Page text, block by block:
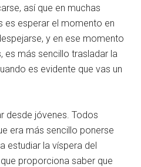
así que en muchas
es esperar el momento en
y en ese momento
es más sencillo trasladar la
es evidente que vas un
desde jóve­nes. Todos
era más sencillo ponerse
estudiar la víspera del
proporciona saber que